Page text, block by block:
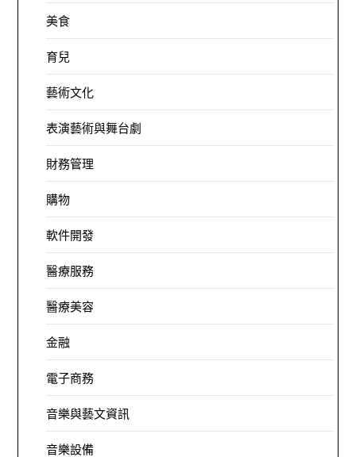
美食
育兒
藝術文化
表演藝術與舞台劇
財務管理
購物
軟件開發
醫療服務
醫療美容
金融
電子商務
音樂與藝文資訊
音樂設備